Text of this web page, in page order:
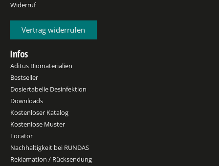
Widerruf
Vertrag widerrufen
Infos
Aditus Biomaterialien
Bestseller
Dosiertabelle Desinfektion
Downloads
Kostenloser Katalog
Kostenlose Muster
Locator
Nachhaltigkeit bei RUNDAS
Reklamation / Rücksendung